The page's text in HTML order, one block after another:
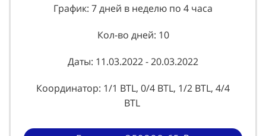
График: 7 дней в неделю по 4 часа
Кол-во дней: 10
Даты: 11.03.2022 - 20.03.2022
Координатор: 1/1 BTL, 0/4 BTL, 1/2 BTL, 4/4
BTL